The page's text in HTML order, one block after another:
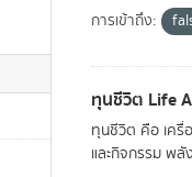
การเข้าถึง:
ทุนชีวิต Life
ทุนชีวิต คือ เค
และกิจกรรม พ